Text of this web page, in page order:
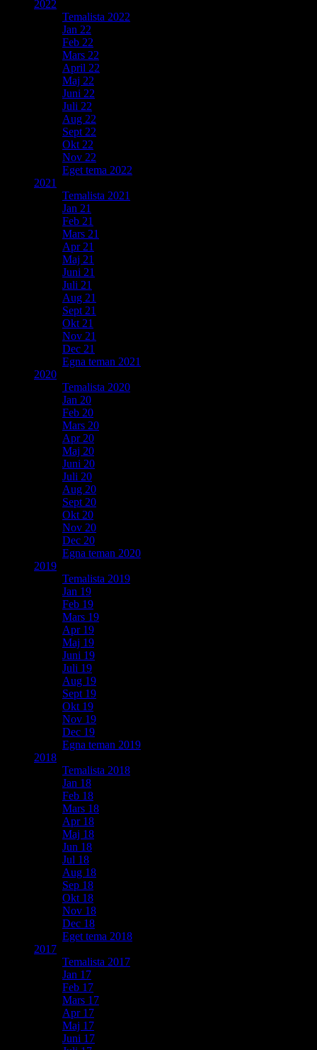
2022
Temalista 2022
Jan 22
Feb 22
Mars 22
April 22
Maj 22
Juni 22
Juli 22
Aug 22
Sept 22
Okt 22
Nov 22
Eget tema 2022
2021
Temalista 2021
Jan 21
Feb 21
Mars 21
Apr 21
Maj 21
Juni 21
Juli 21
Aug 21
Sept 21
Okt 21
Nov 21
Dec 21
Egna teman 2021
2020
Temalista 2020
Jan 20
Feb 20
Mars 20
Apr 20
Maj 20
Juni 20
Juli 20
Aug 20
Sept 20
Okt 20
Nov 20
Dec 20
Egna teman 2020
2019
Temalista 2019
Jan 19
Feb 19
Mars 19
Apr 19
Maj 19
Juni 19
Juli 19
Aug 19
Sept 19
Okt 19
Nov 19
Dec 19
Egna teman 2019
2018
Temalista 2018
Jan 18
Feb 18
Mars 18
Apr 18
Maj 18
Jun 18
Jul 18
Aug 18
Sep 18
Okt 18
Nov 18
Dec 18
Eget tema 2018
2017
Temalista 2017
Jan 17
Feb 17
Mars 17
Apr 17
Maj 17
Juni 17